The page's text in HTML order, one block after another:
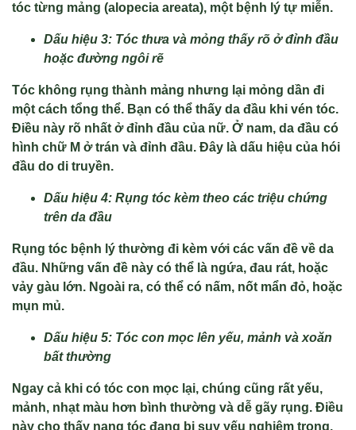
tóc từng mảng (alopecia areata), một bệnh lý tự miễn.
Dấu hiệu 3: Tóc thưa và mỏng thấy rõ ở đỉnh đầu
hoặc đường ngôi rẽ
Tóc không rụng thành mảng nhưng lại mỏng dần đi
một cách tổng thể. Bạn có thể thấy da đầu khi vén tóc.
Điều này rõ nhất ở đỉnh đầu của nữ. Ở nam, da đầu có
hình chữ M ở trán và đỉnh đầu. Đây là dấu hiệu của hói
đầu do di truyền.
Dấu hiệu 4: Rụng tóc kèm theo các triệu chứng
trên da đầu
Rụng tóc bệnh lý thường đi kèm với các vấn đề về da
đầu. Những vấn đề này có thể là ngứa, đau rát, hoặc
vảy gàu lớn. Ngoài ra, có thể có nấm, nốt mẩn đỏ, hoặc
mụn mủ.
Dấu hiệu 5: Tóc con mọc lên yếu, mảnh và xoăn
bất thường
Ngay cả khi có tóc con mọc lại, chúng cũng rất yếu,
mảnh, nhạt màu hơn bình thường và dễ gãy rụng. Điều
này cho thấy nang tóc đang bị suy yếu nghiêm trọng.